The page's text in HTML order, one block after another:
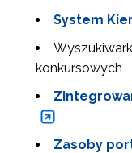
System
konkursowych
Zasoby